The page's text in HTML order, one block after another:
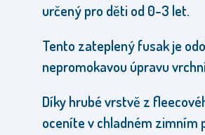
určený pro děti od 0-3 let.
Tento zateplený fusak je
nepromokavou úpravu
Díky hrubé vrstvě z
oceníte v chladném zimním